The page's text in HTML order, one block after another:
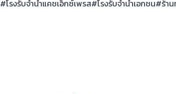
รงรับจำนำแคชเอ็กซ์เพรส#โรงรับจำนำเอกชน#ร้า